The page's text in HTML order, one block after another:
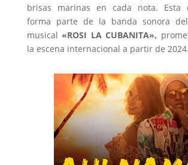
brisas marinas en cada nota. Esta
forma parte de la banda sonora del
musical «ROSI LA CUBANITA»,
la escena internacional a partir de 2024.